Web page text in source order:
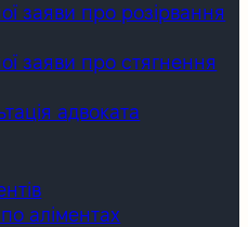
заяви про розірвання
заяви про стягнення
адвоката
аліментах